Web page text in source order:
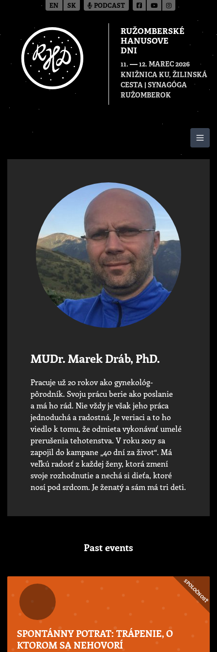
RUŽOMBERSKÉ
HANUSOVE
DNI
11. — 12. MAREC 2026
KNIŽNICA KU, ŽILINSKÁ
CESTA | SYNAGÓGA
RUŽOMBEROK
MUDr. Marek Dráb, PhD.
Pracuje už 20 rokov ako gynekológ-
pôrodník. Svoju prácu berie ako poslanie
a má ho rád. Nie vždy je však jeho práca
jednoduchá a radostná. Je veriaci a to ho
viedlo k tomu, že odmieta vykonávať umelé
prerušenia tehotenstva. V roku 2017 sa
zapojil do kampane „40 dní za život“. Má
veľkú radosť z každej ženy, ktorá zmení
svoje rozhodnutie a nechá si dieťa, ktoré
nosí pod srdcom. Je ženatý a sám má tri deti.
Past events
SPOLOČNOSŤ
SPONTÁNNY POTRAT: TRÁPENIE, O
KTOROM SA NEHOVORÍ
EN SK PODCAST